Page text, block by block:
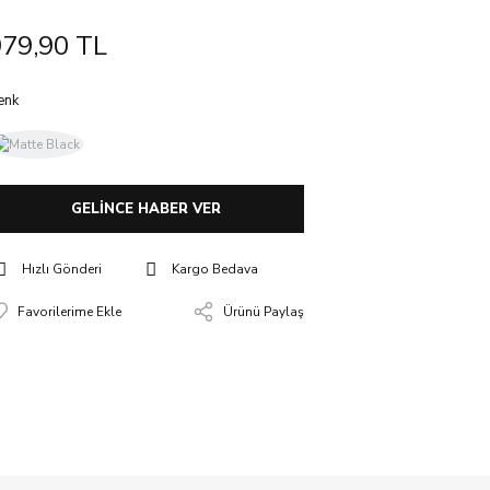
TL
GELİNCE HABER VER
Hızlı Gönderi Kargo Bedava
Ürünü Paylaş